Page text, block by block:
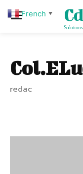
redac
French ▼